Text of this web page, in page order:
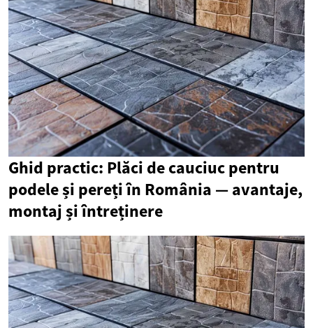
Ghid practic: Plăci de cauciuc pentru
podele și pereți în România — avantaje,
montaj și întreținere